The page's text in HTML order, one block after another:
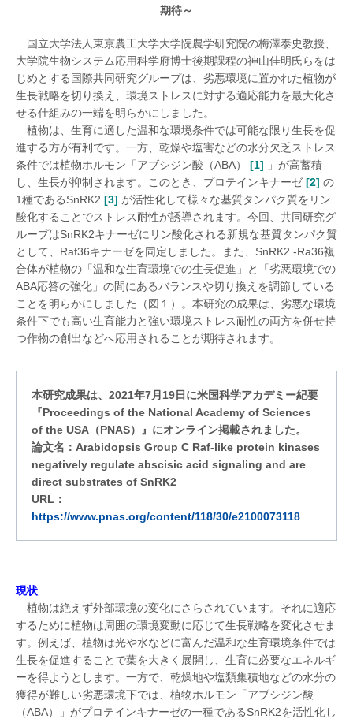
期待～
国立大学法人東京農工大学大学院農学研究院の梅澤泰史教授、
大学院生物システム応用科学府博士後期課程の神山佳明氏らをは
じめとする国際共同研究グループは、劣悪環境に置かれた植物が
生長戦略を切り換え、環境ストレスに対する適応能力を最大化さ
せる仕組みの一端を明らかにしました。
植物は、生育に適した温和な環境条件では可能な限り生長を促
進する方が有利です。一方、乾燥や塩害などの水分欠乏ストレス
条件では植物ホルモン「アブシジン酸（ABA）
[1]
」が高蓄積
し、生長が抑制されます。このとき、プロテインキナーゼ [2] の
1種であるSnRK2 [3] が活性化して様々な基質タンパク質をリン
酸化することでストレス耐性が誘導されます。今回、共同研究グ
ループはSnRK2キナーゼにリン酸化される新規な基質タンパク質
として、Raf36キナーゼを同定しました。また、SnRK2 -Ra36複
合体が植物の「温和な生育環境での生長促進」と「劣悪環境での
ABA応答の強化」の間にあるバランスや切り換えを調節している
ことを明らかにしました（図１）。本研究の成果は、劣悪な環境
条件下でも高い生育能力と強い環境ストレス耐性の両方を併せ持
つ作物の創出などへ応用されることが期待されます。
本研究成果は、2021年7月19日に米国科学アカデミー紀要
『Proceedings of the National Academy of Sciences
of the USA（PNAS）』にオンライン掲載されました。
論文名：Arabidopsis Group C Raf-like protein kinases
negatively regulate abscisic acid signaling and are
direct substrates of SnRK2
URL：
https://www.pnas.org/content/118/30/e2100073118
現状
植物は絶えず外部環境の変化にさらされています。それに適応
するために植物は周囲の環境変動に応じて生長戦略を変化させま
す。例えば、植物は光や水などに富んだ温和な生育環境条件では
生長を促進することで葉を大きく展開し、生育に必要なエネルギ
ーを得ようとします。一方で、乾燥地や塩類集積地などの水分の
獲得が難しい劣悪環境下では、植物ホルモン「アブシジン酸
（ABA）」がプロテインキナーゼの一種であるSnRK2を活性化し